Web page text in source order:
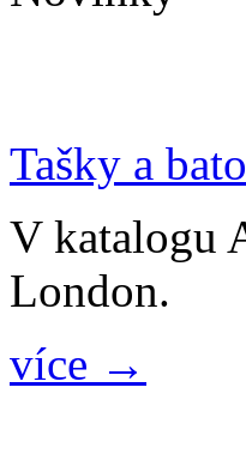
Tašky a
V katalogu
London.
více →